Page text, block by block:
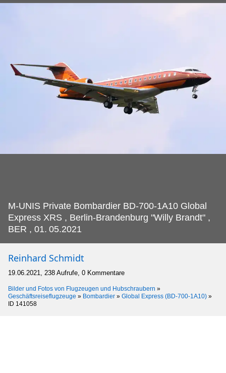
M-UNIS Private Bombardier BD-700-1A10 Global
Express XRS , Berlin-Brandenburg "Willy Brandt" ,
BER , 01. 05.2021
Reinhard Schmidt
19.06.2021, 238 Aufrufe, 0 Kommentare
Bilder und Fotos von Flugzeugen und Hubschraubern »
Geschäftsreiseflugzeuge » Bombardier » Global Express (BD-700-1A10) »
ID 141058